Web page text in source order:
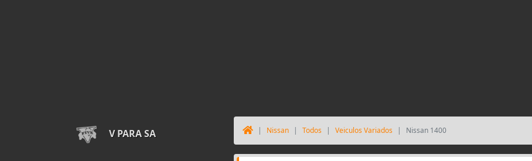
V PARA SA Nissan Todos Veiculos Variados Nissan 1400